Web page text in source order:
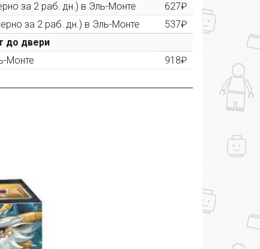
и получите дополнительную скидку
рублей).
за 2 раб. дн.) в Эль-Монте
627₽
за 2 раб. дн.) в Эль-Монте
537₽
до двери
Монте
918₽